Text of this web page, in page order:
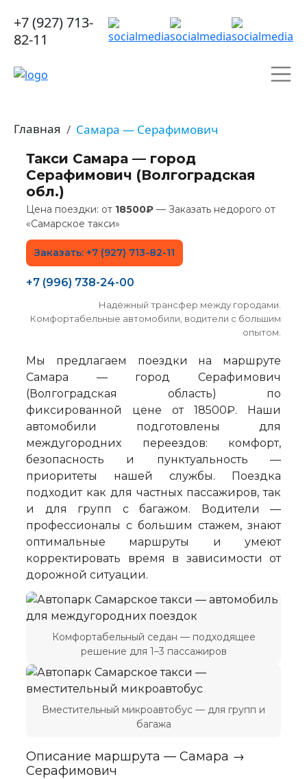
+7 (927) 713-
82-11
Главная Самара — Серафимович
Такси Самара — город
Серафимович (Волгоградская
обл.)
Цена поездки: от 18500₽ — Заказать недорого от
«Самарское такси»
Заказать: +7 (927) 713-82-11
+7 (996) 738-24-00
Надёжный трансфер между городами.
Комфортабельные автомобили, водители с большим
опытом.
Мы предлагаем поездки на маршруте
Самара — город Серафимович
(Волгоградская область) по
фиксированной цене от 18500₽. Наши
автомобили подготовлены для
междугородних переездов: комфорт,
безопасность и пунктуальность —
приоритеты нашей службы. Поездка
подходит как для частных пассажиров, так
и для групп с багажом. Водители —
профессионалы с большим стажем, знают
оптимальные маршруты и умеют
корректировать время в зависимости от
дорожной ситуации.
Комфортабельный седан — подходящее
решение для 1–3 пассажиров
Вместительный микроавтобус — для групп и
багажа
Описание маршрута — Самара →
Серафимович